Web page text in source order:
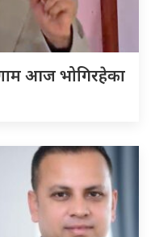
आज भोगिरहेका